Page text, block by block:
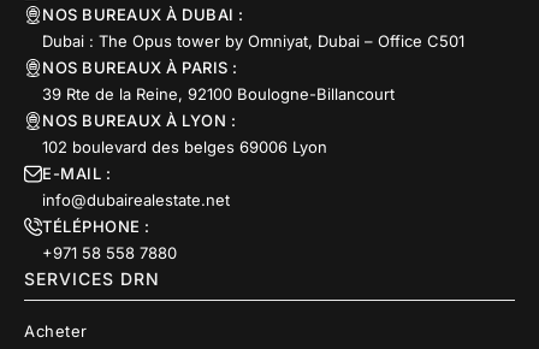
NOS BUREAUX À DUBAI :
Dubai : The Opus tower by Omniyat, Dubai – Office C501
NOS BUREAUX À PARIS :
39 Rte de la Reine, 92100 Boulogne-Billancourt
NOS BUREAUX À LYON :
102 boulevard des belges 69006 Lyon
E-MAIL :
info@dubairealestate.net
TÉLÉPHONE :
+971 58 558 7880
SERVICES DRN
Acheter